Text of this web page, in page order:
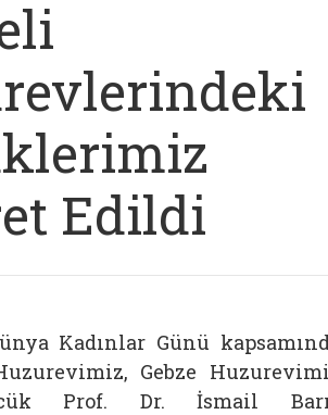
Edildi
Kadınlar Günü
Gebze
Prof. Dr. İsmail